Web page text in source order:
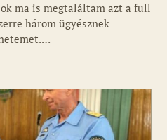
ma is megtaláltam azt a full
három ügyésznek